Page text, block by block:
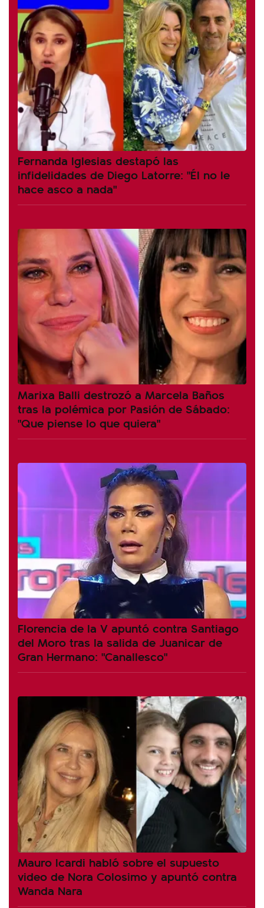
Fernanda Iglesias destapó las
infidelidades de Diego Latorre: "Él no le
hace asco a nada"
Marixa Balli destrozó a Marcela Baños
tras la polémica por Pasión de Sábado:
"Que piense lo que quiera"
Florencia de la V apuntó contra Santiago
del Moro tras la salida de Juanicar de
Gran Hermano: "Canallesco"
Mauro Icardi habló sobre el supuesto
video de Nora Colosimo y apuntó contra
Wanda Nara